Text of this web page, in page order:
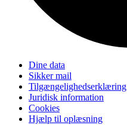
Dine data
Sikker mail
Tilgængelighedserklæring
Juridisk information
Cookies
Hjælp til oplæsning